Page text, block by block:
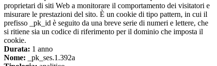
proprietari di siti Web a monitorare il comportamento dei visitatori e
misurare le prestazioni del sito. È un cookie di tipo pattern, in cui il
prefisso _pk_id è seguito da una breve serie di numeri e lettere, che
si ritiene sia un codice di riferimento per il dominio che imposta il
cookie.
Durata: 1 anno
Nome: _pk_ses.1.392a